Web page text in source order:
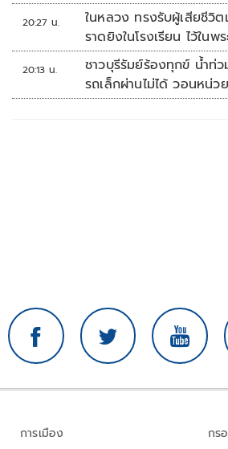
20:27 น.
ในหลวง ทรงรับผู้เสียชีวิต
ราดยิงในโรงเรียน ไว้ในพ
20:13 น.
ชาวบุรีรัมย์ร้องทุกข์ น้ำท่ว
รถเล็กผ่านไม่ได้ วอนหน่ว
การเมือง
กร